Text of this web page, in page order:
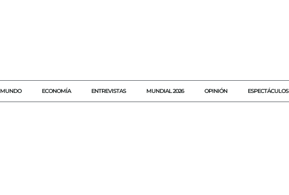
MUNDO ECONOMÍA ENTREVISTAS MUNDIAL 2026 OPINIÓN ESPECTÁCULOS